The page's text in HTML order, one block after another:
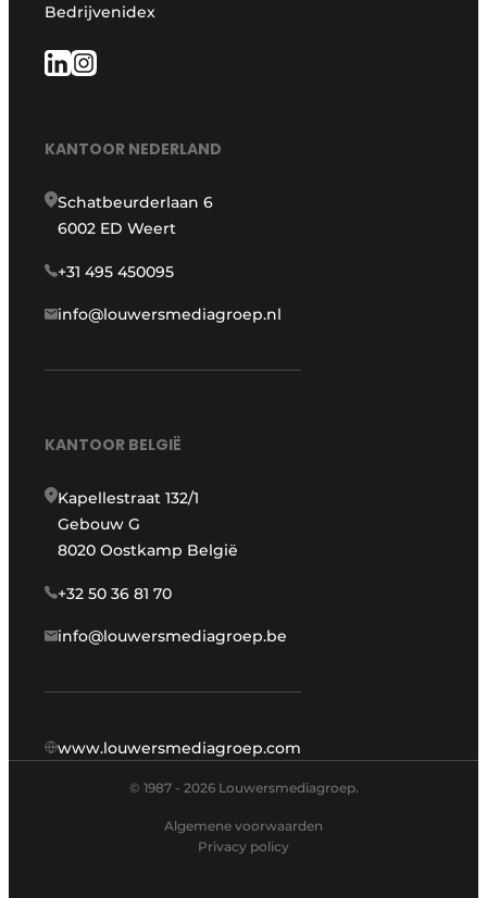
Bedrijvenidex
KANTOOR NEDERLAND
Schatbeurderlaan 6
6002 ED Weert
+31 495 450095
info@louwersmediagroep.nl
KANTOOR BELGIË
Kapellestraat 132/1
Gebouw G
8020 Oostkamp België
+32 50 36 81 70
info@louwersmediagroep.be
www.louwersmediagroep.com
© 1987 - 2026 Louwersmediagroep.
Algemene voorwaarden
Privacy policy